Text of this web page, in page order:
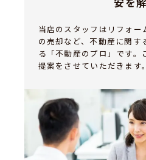
当店のスタッフはリフォー
の売却など、不動産に関す
る「不動産のプロ」です。
提案をさせていただきます。